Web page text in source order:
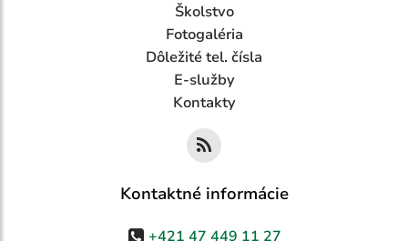
Školstvo
Fotogaléria
Dôležité tel. čísla
E-služby
Kontakty
Kontaktné informácie
+421 47 449 11 27